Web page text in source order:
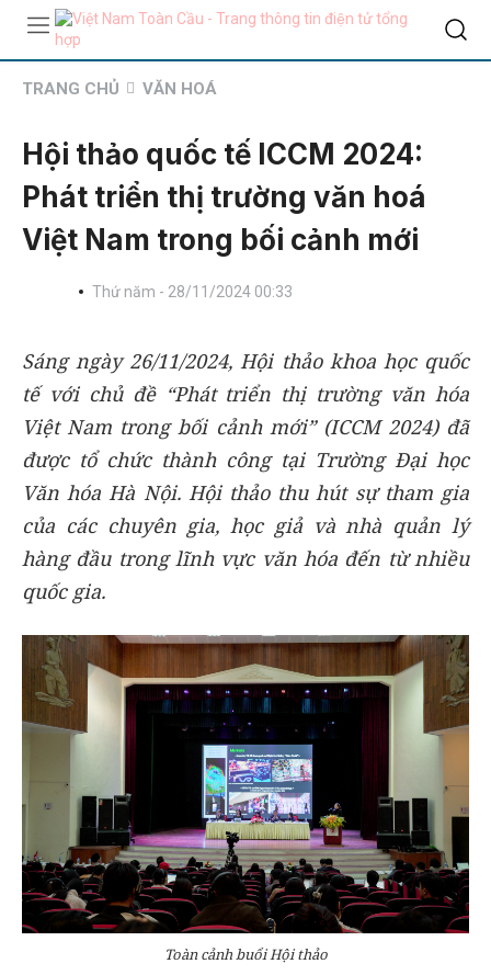
TRANG CHỦ VĂN HOÁ
Hội thảo quốc tế ICCM 2024:
Phát triển thị trường văn hoá
Việt Nam trong bối cảnh mới
Thứ năm - 28/11/2024 00:33
Sáng ngày 26/11/2024, Hội thảo khoa học quốc
tế với chủ đề “Phát triển thị trường văn hóa
Việt Nam trong bối cảnh mới” (ICCM 2024) đã
được tổ chức thành công tại Trường Đại học
Văn hóa Hà Nội. Hội thảo thu hút sự tham gia
của các chuyên gia, học giả và nhà quản lý
hàng đầu trong lĩnh vực văn hóa đến từ nhiều
quốc gia.
Toàn cảnh buổi Hội thảo